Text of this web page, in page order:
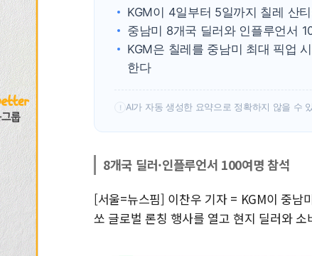
KGM이 4일부터 5일까지 칠레 산
중남미 8개국 딜러와 인플루언서
KGM은 칠레를 중남미 최대 픽업
한다
! AI가 자동 생성한 요약으로 정확하지 않을 수
8개국 딜러·인플루언서 100여명 참석
[서울=뉴스핌] 이찬우 기자 = KGM이 중남
쏘 글로벌 론칭 행사를 열고 현지 딜러와